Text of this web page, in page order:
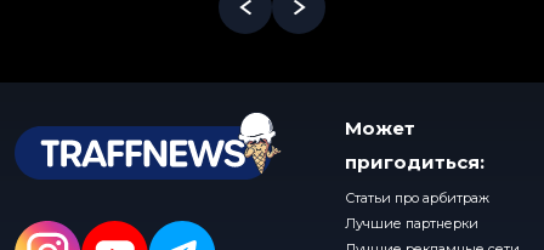
Может
пригодиться:
Статьи про арбитраж
Лучшие партнерки